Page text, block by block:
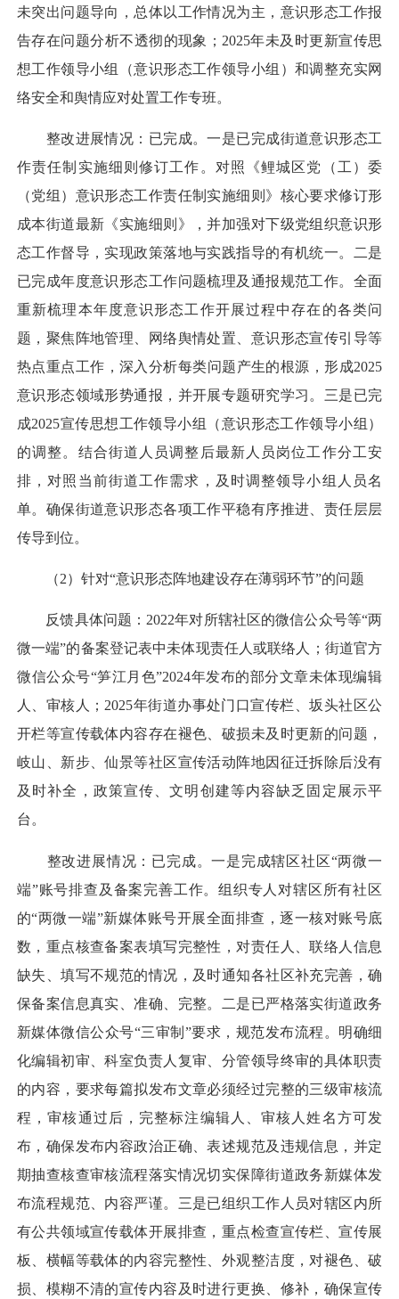
未突出问题导向，总体以工作情况为主，意识形态工作报
告存在问题分析不透彻的现象；2025年未及时更新宣传思
想工作领导小组（意识形态工作领导小组）和调整充实网
络安全和舆情应对处置工作专班。
整改进展情况：已完成。一是已完成街道意识形态工
作责任制实施细则修订工作。对照《鲤城区党（工）委
（党组）意识形态工作责任制实施细则》核心要求修订形
成本街道最新《实施细则》，并加强对下级党组织意识形
态工作督导，实现政策落地与实践指导的有机统一。二是
已完成年度意识形态工作问题梳理及通报规范工作。全面
重新梳理本年度意识形态工作开展过程中存在的各类问
题，聚焦阵地管理、网络舆情处置、意识形态宣传引导等
热点重点工作，深入分析每类问题产生的根源，形成2025
意识形态领域形势通报，并开展专题研究学习。三是已完
成2025宣传思想工作领导小组（意识形态工作领导小组）
的调整。结合街道人员调整后最新人员岗位工作分工安
排，对照当前街道工作需求，及时调整领导小组人员名
单。确保街道意识形态各项工作平稳有序推进、责任层层
传导到位。
（2）针对“意识形态阵地建设存在薄弱环节”的问题
反馈具体问题：2022年对所辖社区的微信公众号等“两
微一端”的备案登记表中未体现责任人或联络人；街道官方
微信公众号“笋江月色”2024年发布的部分文章未体现编辑
人、审核人；2025年街道办事处门口宣传栏、坂头社区公
开栏等宣传载体内容存在褪色、破损未及时更新的问题，
岐山、新步、仙景等社区宣传活动阵地因征迁拆除后没有
及时补全，政策宣传、文明创建等内容缺乏固定展示平
台。
整改进展情况：已完成。一是完成辖区社区“两微一
端”账号排查及备案完善工作。组织专人对辖区所有社区
的“两微一端”新媒体账号开展全面排查，逐一核对账号底
数，重点核查备案表填写完整性，对责任人、联络人信息
缺失、填写不规范的情况，及时通知各社区补充完善，确
保备案信息真实、准确、完整。二是已严格落实街道政务
新媒体微信公众号“三审制”要求，规范发布流程。明确细
化编辑初审、科室负责人复审、分管领导终审的具体职责
的内容，要求每篇拟发布文章必须经过完整的三级审核流
程，审核通过后，完整标注编辑人、审核人姓名方可发
布，确保发布内容政治正确、表述规范及违规信息，并定
期抽查核查审核流程落实情况切实保障街道政务新媒体发
布流程规范、内容严谨。三是已组织工作人员对辖区内所
有公共领域宣传载体开展排查，重点检查宣传栏、宣传展
板、横幅等载体的内容完整性、外观整洁度，对褪色、破
损、模糊不清的宣传内容及时进行更换、修补，确保宣传